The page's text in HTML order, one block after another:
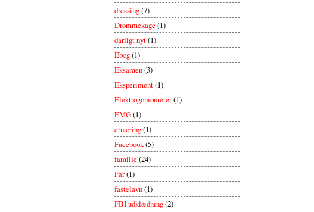
dressing(7)
Drømmekage(1)
dårligt nyt(1)
Ebog(1)
Eksamen(3)
Eksperiment(1)
Elektrogoniometer(1)
EMG(1)
ernæring(1)
Facebook(5)
familie(24)
Far(1)
fastelavn(1)
FBI udklædning(2)